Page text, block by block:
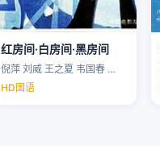
红房间·白房间·黑房间
倪萍 刘威 王之夏 韦国春 …
HD国语